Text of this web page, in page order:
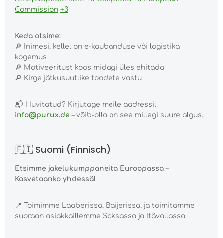
Commission +3
Keda otsime:
🔎
Inimesi, kellel on e-kaubanduse või logistika
kogemus
🔎 Motiveeritust koos midagi üles ehitada
🔎 Kirge jätkusuutlike toodete vastu
📬 Huvitatud? Kirjutage meile aadressil
info@purux.de – võib-olla on see millegi suure algus.
🇫🇮 Suomi (Finnisch)
Etsimme jakelukumppaneita Euroopassa –
Kasvetaanko yhdessä!
📍
Toimimme Laaberissa, Baijerissa, ja toimitamme
suoraan asiakkaillemme Saksassa ja Itävallassa.